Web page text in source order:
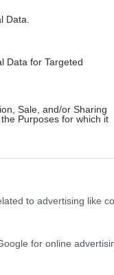
Data.
Data for Targeted
Sale, and/or Sharing
Purposes for which it
to advertising like
for online
απλά οι
τη...
αυξημένου
να κάνε...
γίνεται